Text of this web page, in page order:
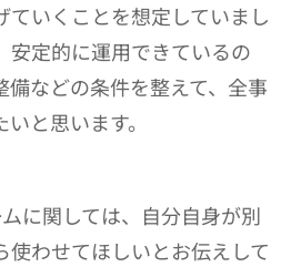
ていくことを想定していまし
安定的に運用できているの
備などの条件を整えて、全事
と思います。
に関しては、自分自身が別
使わせてほしいとお伝えして